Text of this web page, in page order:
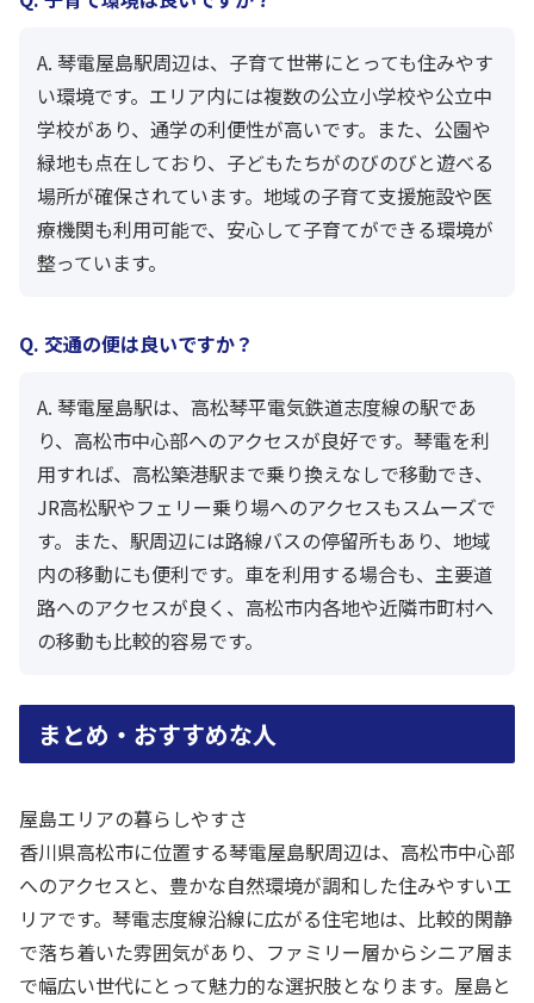
A. 琴電屋島駅周辺は、子育て世帯にとっても住みやす
い環境です。エリア内には複数の公立小学校や公立中
学校があり、通学の利便性が高いです。また、公園や
緑地も点在しており、子どもたちがのびのびと遊べる
場所が確保されています。地域の子育て支援施設や医
療機関も利用可能で、安心して子育てができる環境が
整っています。
Q. 交通の便は良いですか？
A. 琴電屋島駅は、高松琴平電気鉄道志度線の駅であ
り、高松市中心部へのアクセスが良好です。琴電を利
用すれば、高松築港駅まで乗り換えなしで移動でき、
JR高松駅やフェリー乗り場へのアクセスもスムーズで
す。また、駅周辺には路線バスの停留所もあり、地域
内の移動にも便利です。車を利用する場合も、主要道
路へのアクセスが良く、高松市内各地や近隣市町村へ
の移動も比較的容易です。
まとめ・おすすめな人
屋島エリアの暮らしやすさ
香川県高松市に位置する琴電屋島駅周辺は、高松市中心部
へのアクセスと、豊かな自然環境が調和した住みやすいエ
リアです。琴電志度線沿線に広がる住宅地は、比較的閑静
で落ち着いた雰囲気があり、ファミリー層からシニア層ま
で幅広い世代にとって魅力的な選択肢となります。屋島と